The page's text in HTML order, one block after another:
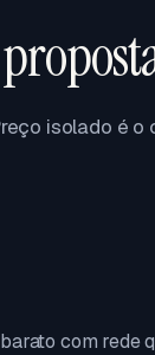
isolado é o
com rede